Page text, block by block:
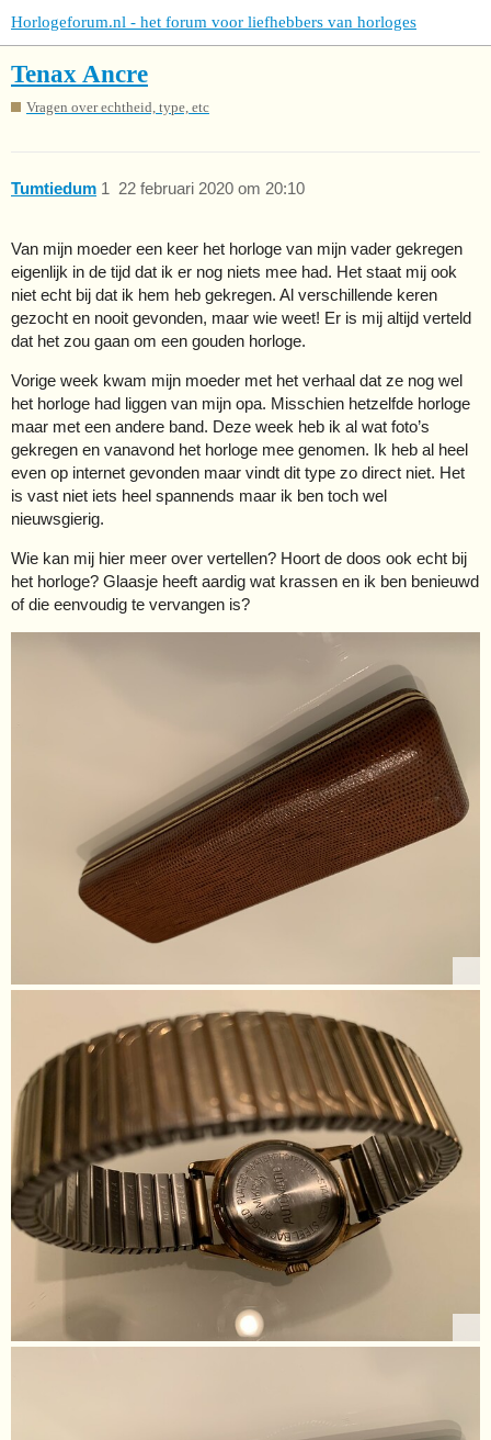
Horlogeforum.nl - het forum voor liefhebbers van horloges
Tenax Ancre
Vragen over echtheid, type, etc
Tumtiedum 22 februari 2020 om 20:10
1
Van mijn moeder een keer het horloge van mijn vader gekregen
eigenlijk in de tijd dat ik er nog niets mee had. Het staat mij ook
niet echt bij dat ik hem heb gekregen. Al verschillende keren
gezocht en nooit gevonden, maar wie weet! Er is mij altijd verteld
dat het zou gaan om een gouden horloge.
Vorige week kwam mijn moeder met het verhaal dat ze nog wel
het horloge had liggen van mijn opa. Misschien hetzelfde horloge
maar met een andere band. Deze week heb ik al wat foto’s
gekregen en vanavond het horloge mee genomen. Ik heb al heel
even op internet gevonden maar vindt dit type zo direct niet. Het
is vast niet iets heel spannends maar ik ben toch wel
nieuwsgierig.
Wie kan mij hier meer over vertellen? Hoort de doos ook echt bij
het horloge? Glaasje heeft aardig wat krassen en ik ben benieuwd
of die eenvoudig te vervangen is?